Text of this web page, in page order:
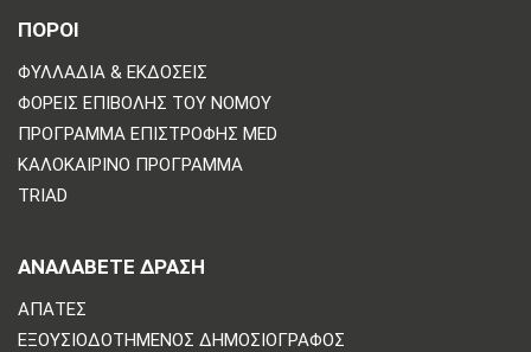
ΠΟΡΟΙ
ΦΥΛΛΆΔΙΑ & ΕΚΔΌΣΕΙΣ
ΦΟΡΕΊΣ ΕΠΙΒΟΛΉΣ ΤΟΥ ΝΌΜΟΥ
ΠΡΌΓΡΑΜΜΑ ΕΠΙΣΤΡΟΦΉΣ MED
ΚΑΛΟΚΑΙΡΙΝΌ ΠΡΌΓΡΑΜΜΑ
TRIAD
ΑΝΑΛΆΒΕΤΕ ΔΡΆΣΗ
ΑΠΆΤΕΣ
ΕΞΟΥΣΙΟΔΟΤΗΜΈΝΟΣ ΔΗΜΟΣΙΟΓΡΆΦΟΣ